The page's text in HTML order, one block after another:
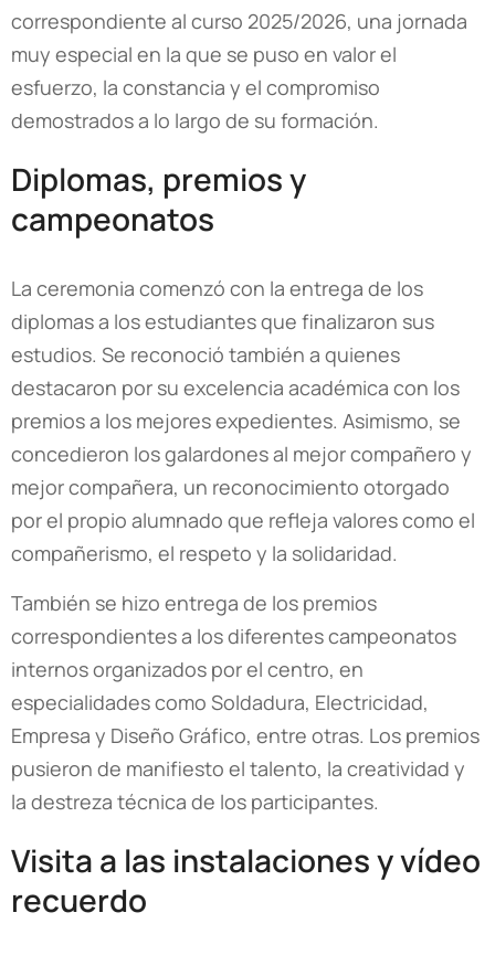
correspondiente al curso 2025/2026, una jornada
muy especial en la que se puso en valor el
esfuerzo, la constancia y el compromiso
demostrados a lo largo de su formación.
Diplomas, premios y
campeonatos
La ceremonia comenzó con la entrega de los
diplomas a los estudiantes que finalizaron sus
estudios. Se reconoció también a quienes
destacaron por su excelencia académica con los
premios a los mejores expedientes. Asimismo, se
concedieron los galardones al mejor compañero y
mejor compañera, un reconocimiento otorgado
por el propio alumnado que refleja valores como el
compañerismo, el respeto y la solidaridad.
También se hizo entrega de los premios
correspondientes a los diferentes campeonatos
internos organizados por el centro, en
especialidades como Soldadura, Electricidad,
Empresa y Diseño Gráfico, entre otras. Los premios
pusieron de manifiesto el talento, la creatividad y
la destreza técnica de los participantes.
Visita a las instalaciones y vídeo
recuerdo